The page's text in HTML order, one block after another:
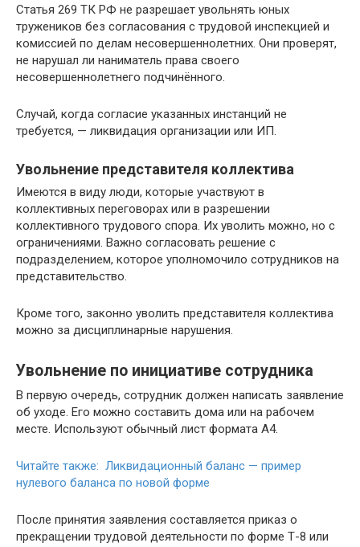
Статья 269 ТК РФ не разрешает увольнять юных
тружеников без согласования с трудовой инспекцией и
комиссией по делам несовершеннолетних. Они проверят,
не нарушал ли наниматель права своего
несовершеннолетнего подчинённого.
Случай, когда согласие указанных инстанций не
требуется, — ликвидация организации или ИП.
Увольнение представителя коллектива
Имеются в виду люди, которые участвуют в
коллективных переговорах или в разрешении
коллективного трудового спора. Их уволить можно, но с
ограничениями. Важно согласовать решение с
подразделением, которое уполномочило сотрудников на
представительство.
Кроме того, законно уволить представителя коллектива
можно за дисциплинарные нарушения.
Увольнение по инициативе сотрудника
В первую очередь, сотрудник должен написать заявление
об уходе. Его можно составить дома или на рабочем
месте. Используют обычный лист формата А4.
Читайте также: Ликвидационный баланс — пример
нулевого баланса по новой форме
После принятия заявления составляется приказ о
прекращении трудовой деятельности по форме Т-8 или